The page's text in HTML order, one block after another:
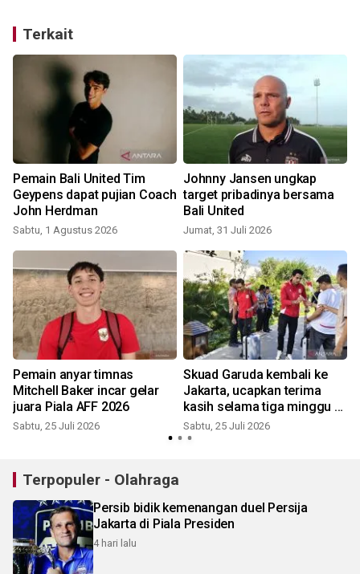
Terkait
Pemain Bali United Tim
Geypens dapat pujian Coach
John Herdman
Sabtu, 1 Agustus 2026
Johnny Jansen ungkap
target pribadinya bersama
Bali United
Jumat, 31 Juli 2026
Pemain anyar timnas
Mitchell Baker incar gelar
juara Piala AFF 2026
Sabtu, 25 Juli 2026
Skuad Garuda kembali ke
Jakarta, ucapkan terima
kasih selama tiga minggu di
Bali
Sabtu, 25 Juli 2026
Terpopuler - Olahraga
Persib bidik kemenangan duel Persija
Jakarta di Piala Presiden
4 hari lalu